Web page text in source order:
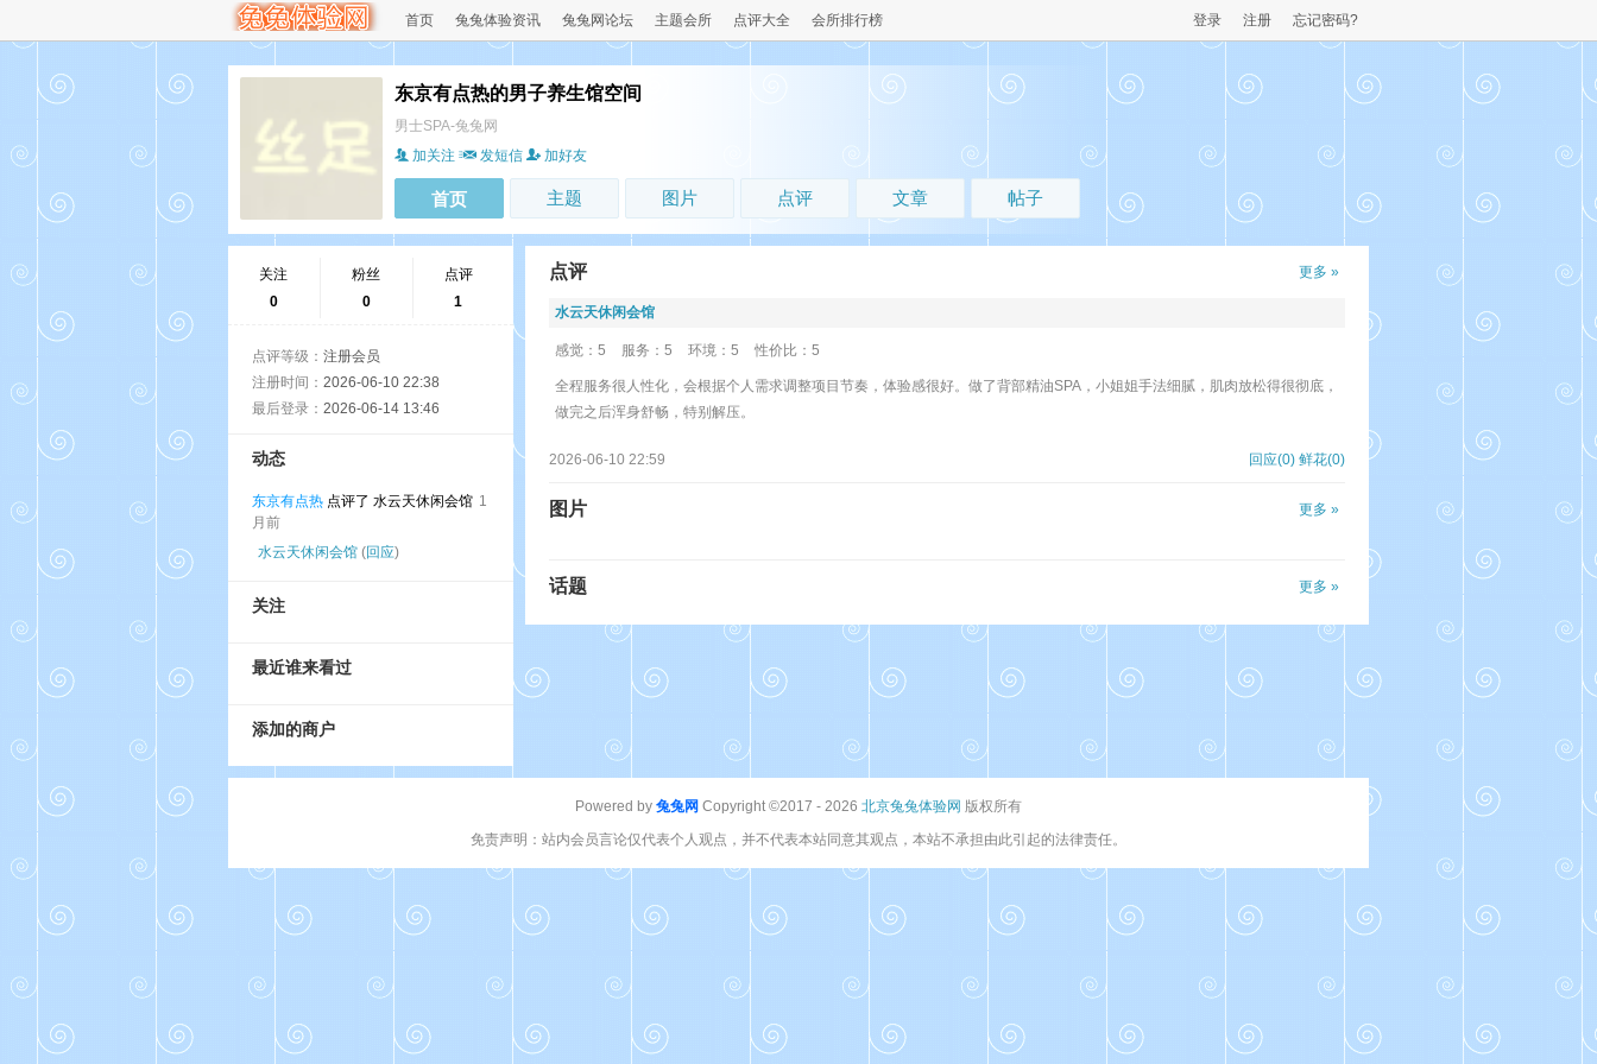
首页 兔兔体验资讯 兔兔网论坛 主题会所 点评大全 会所排行榜 忘记密码?
注册
登录
东京有点热的男子养生馆空间
男士SPA-兔兔网
加关注
发短信 加好友
首页 主题 图片 点评 文章 帖子
关注
0
粉丝
0
点评
1
点评等级： 注册会员
注册时间： 2026-06-10 22:38
最后登录： 2026-06-14 13:46
动态
东京有点热 点评了 水云天休闲会馆 1
月前
水云天休闲会馆 (回应)
关注
最近谁来看过
添加的商户
点评 更多 »
水云天休闲会馆
感觉：5 服务：5 环境：5 性价比：5
全程服务很人性化，会根据个人需求调整项目节奏，体验感很好。做了背部精油SPA，小姐姐手法细腻，肌肉放松得很彻底，
做完之后浑身舒畅，特别解压。
回应(0) 鲜花(0)
2026-06-10 22:59
图片 更多 »
话题 更多 »
Powered by 兔兔网 Copyright ©2017 - 2026 北京兔兔体验网 版权所有
免责声明：站内会员言论仅代表个人观点，并不代表本站同意其观点，本站不承担由此引起的法律责任。